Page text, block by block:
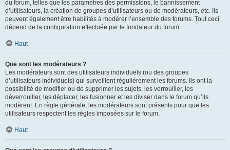
du forum, telles que les paramètres des permissions, le bannissement
d’utilisateurs, la création de groupes d’utilisateurs ou de modérateurs, etc. Ils
peuvent également être habilités à modérer l’ensemble des forums. Tout ceci
dépend de la configuration effectuée par le fondateur du forum.
Haut
Que sont les modérateurs ?
Les modérateurs sont des utilisateurs individuels (ou des groupes
d’utilisateurs individuels) qui surveillent régulièrement les forums. Ils ont la
possibilité de modifier ou de supprimer les sujets, les verrouiller, les
déverrouiller, les déplacer, les fusionner et les diviser dans le forum qu’ils
modèrent. En règle générale, les modérateurs sont présents pour que les
utilisateurs respectent les règles imposées sur le forum.
Haut